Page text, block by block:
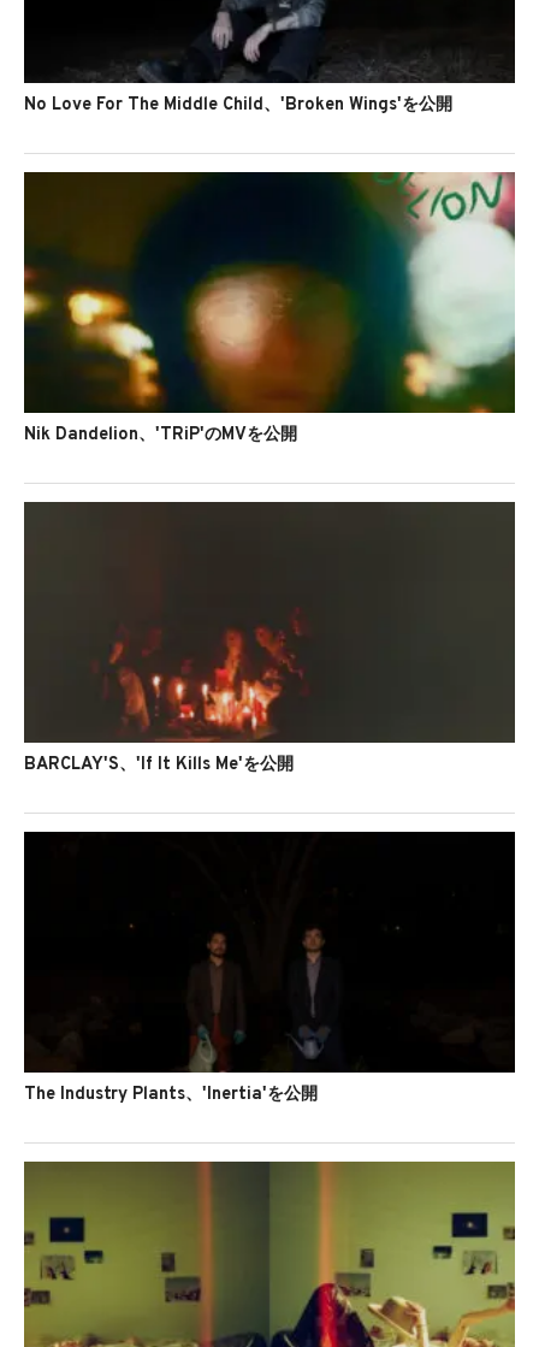
No Love For The Middle Child、'Broken Wings'を公開
Nik Dandelion、'TRiP'のMVを公開
BARCLAY'S、'If It Kills Me'を公開
The Industry Plants、'Inertia'を公開